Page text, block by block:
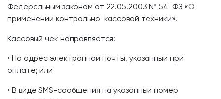
Федеральным законом от 22.05.2003 № 54-ФЗ «О
применении контрольно-кассовой техники».
Кассовый чек направляется:
• На адрес электронной почты, указанный при
оплате; или
• В виде SMS-сообщения на указанный номер